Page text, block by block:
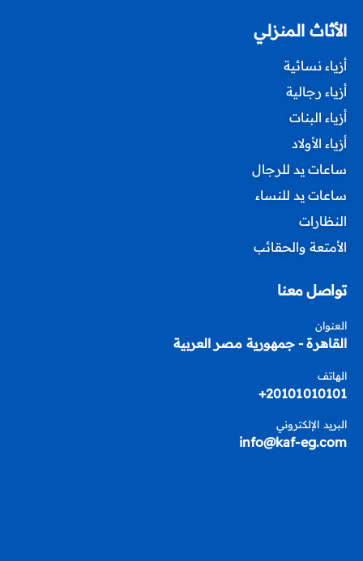
الأثاث المنزلي
أزياء نسائية
أزياء رجالية
أزياء البنات
أزياء الأولاد
ساعات يد للرجال
ساعات يد للنساء
النظارات
الأمتعة والحقائب
تواصل معنا
العنوان
القاهرة - جمهورية مصر العربية
الهاتف
20101010101+
البريد الإلكتروني
info@kaf-eg.com